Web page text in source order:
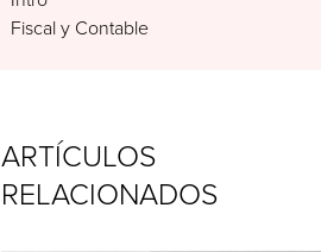
Fiscal y Contable
ARTÍCULOS
RELACIONADOS